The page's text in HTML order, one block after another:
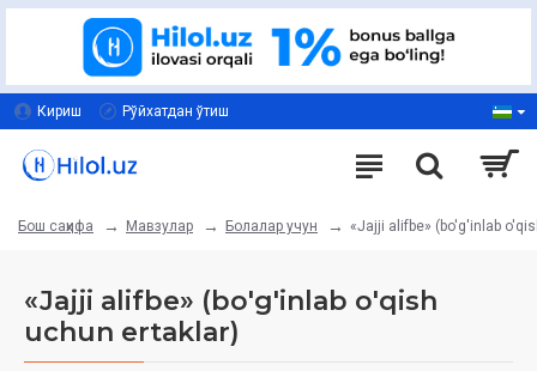
Кириш Рўйхатдан ўтиш
Бош саҳифа Мавзулар Болалар учун «Jajji alifbe» (bo'g'inlab
«Jajji alifbe» (bo'g'inlab o'qish
uchun ertaklar)